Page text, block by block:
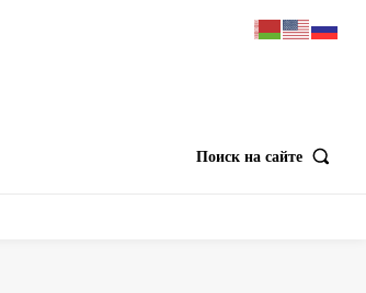
Поиск на сайте